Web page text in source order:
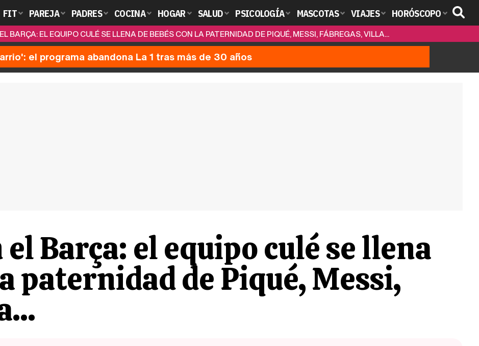
FIT PAREJA PADRES COCINA HOGAR SALUD PSICOLOGÍA MASCOTAS VIAJES HORÓSCOPO
BARÇA: EL EQUIPO CULÉ SE LLENA DE BEBÉS CON LA PATERNIDAD DE PIQUÉ, MESSI, FÁBREGAS, VILLA...
el programa abandona La 1 tras más de 30 años
Barça: el equipo culé se llena
paternidad de Piqué, Messi,